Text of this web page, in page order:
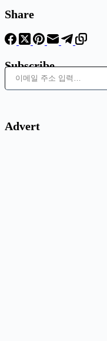
Share
Subscribe
이메일 주소 입력…
Advert